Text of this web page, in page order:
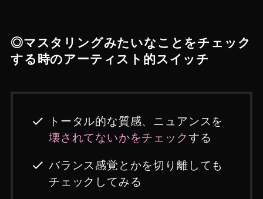
◎マスタリングみたいなことをチェック
する時のアーティスト的スイッチ
トータル的な質感、ニュアンスを
壊されてないかをチェックする
バランス感覚とかを切り離しても
チェックしてみる